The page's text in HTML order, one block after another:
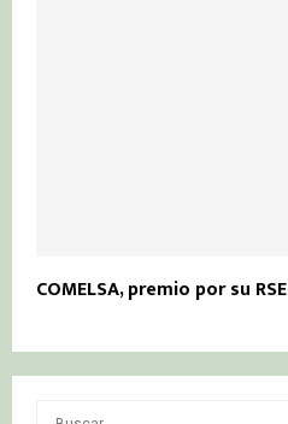
COMELSA, premio por su RSE